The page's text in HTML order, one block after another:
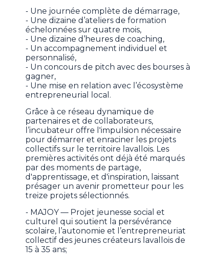
- Une journée complète de démarrage,
- Une dizaine d’ateliers de formation
échelonnées sur quatre mois,
- Une dizaine d’heures de coaching,
- Un accompagnement individuel et
personnalisé,
- Un concours de pitch avec des bourses à
gagner,
- Une mise en relation avec l’écosystème
entrepreneurial local.
Grâce à ce réseau dynamique de
partenaires et de collaborateurs,
l’incubateur offre l'impulsion nécessaire
pour démarrer et enraciner les projets
collectifs sur le territoire lavallois. Les
premières activités ont déjà été marqués
par des moments de partage,
d'apprentissage, et d'inspiration, laissant
présager un avenir prometteur pour les
treize projets sélectionnés.
- MAJOY — Projet jeunesse social et
culturel qui soutient la persévérance
scolaire, l’autonomie et l’entrepreneuriat
collectif des jeunes créateurs lavallois de
15 à 35 ans;